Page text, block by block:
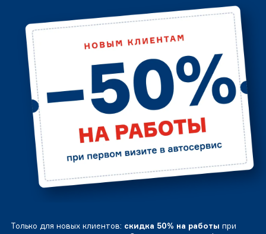
Только для новых клиентов: скидка 50% на работы при